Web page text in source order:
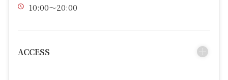
10:00～20:00
ACCESS